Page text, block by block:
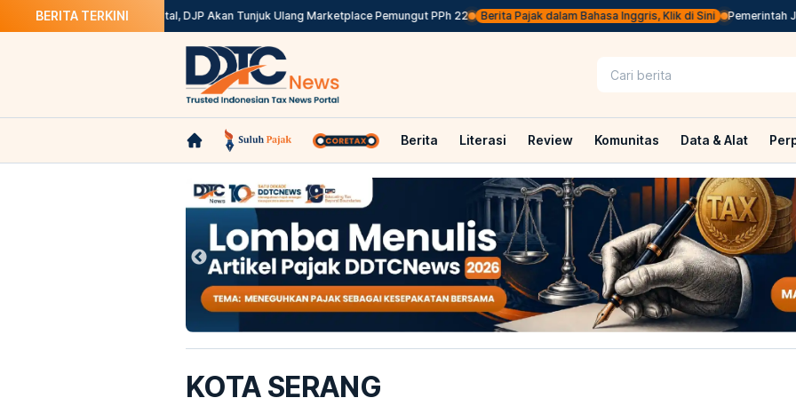
BERITA TERKINI
Solusinya Kepdirjen Batal, DJP Akan Tunjuk Ulang Marketplace Pemungut PPh 22 Berita Pajak dalam Bahasa Inggris, Klik di Sini Pemerintah
Berita Literasi Review Komunitas Data & Alat
KOTA SERANG